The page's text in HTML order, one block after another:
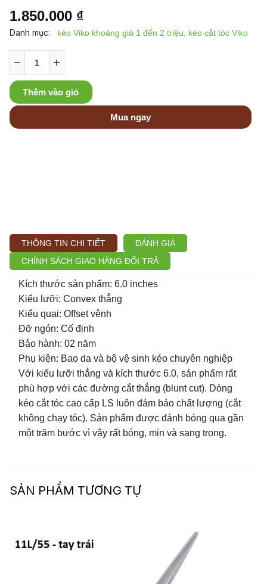
1.850.000 ₫
Thêm vào giỏ
Mua ngay
Danh mục: kéo Viko khoảng giá 1 đến 2 triệu, kéo cắt tóc Viko
THÔNG TIN CHI TIẾT
ĐÁNH GIÁ
CHÍNH SÁCH GIAO HÀNG ĐỔI TRẢ
Kích thước sản phẩm: 6.0 inches
Kiểu lưỡi: Convex thẳng
Kiểu quai: Offset vênh
Đỡ ngón: Cố định
Bảo hành: 02 năm
Phụ kiện: Bao da và bộ vệ sinh kéo chuyên nghiệp
Với kiểu lưỡi thẳng và kích thước 6.0, sản phẩm rất
phù hợp với các đường cắt thẳng (blunt cut). Dòng
kéo cắt tóc cao cấp LS luôn đảm bảo chất lượng (cắt
không chạy tóc). Sản phẩm được đánh bóng qua gần
một trăm bước vì vậy rất bóng, mịn và sang trọng.
SẢN PHẨM TƯƠNG TỰ